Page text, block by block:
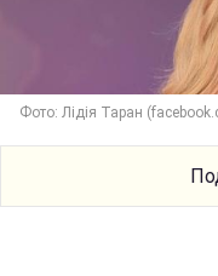
Фото: Лідія Таран